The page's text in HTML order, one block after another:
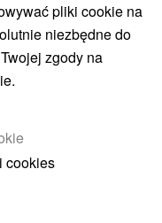
pliki cookie na
niezbędne do
zgody na
cookies